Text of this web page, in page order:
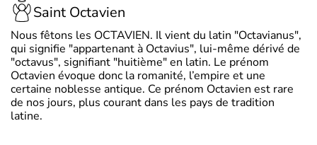
Saint Octavien
Nous fêtons les OCTAVIEN. Il vient du latin "Octavianus",
qui signifie "appartenant à Octavius", lui-même dérivé de
"octavus", signifiant "huitième" en latin. Le prénom
Octavien évoque donc la romanité, l’empire et une
certaine noblesse antique. Ce prénom Octavien est rare
de nos jours, plus courant dans les pays de tradition
latine.